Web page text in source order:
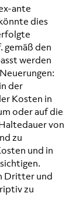
ante
dies
gemäß den
werden
der
Kosten in
oder auf die
von
zu
und in
Dritter und
zu